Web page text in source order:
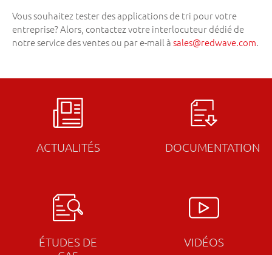
Vous souhaitez tester des applications de tri pour votre
entreprise? Alors, contactez votre interlocuteur dédié de
notre service des ventes ou par e-mail àsales@redwave.com.
ACTUALITÉS DOCUMENTATION
ÉTUDES DE
VIDÉOS